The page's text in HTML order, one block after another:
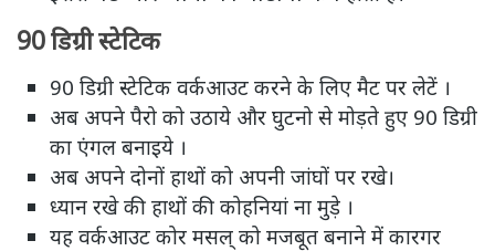
90 डिग्री स्टेटिक
90 डिग्री स्टेटिक वर्कआउट करने के लिए मैट पर लेटें ।
अब अपने पैरो को उठाये और घुटनो से मोड़ते हुए 90 डिग्री
का एंगल बनाइये ।
अब अपने दोनों हाथों को अपनी जांघों पर रखे।
ध्यान रखे की हाथों की कोहनियां ना मुड़े ।
यह वर्कआउट कोर मसल् को मजबूत बनाने में कारगर